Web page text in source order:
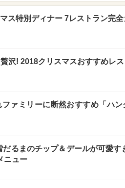
ス特別ディナー 7レストラン完
沢! 2018クリスマスおすすめレ
ァミリーに断然おすすめ「ハン
だるまのチップ＆デールが可愛す
ニュー